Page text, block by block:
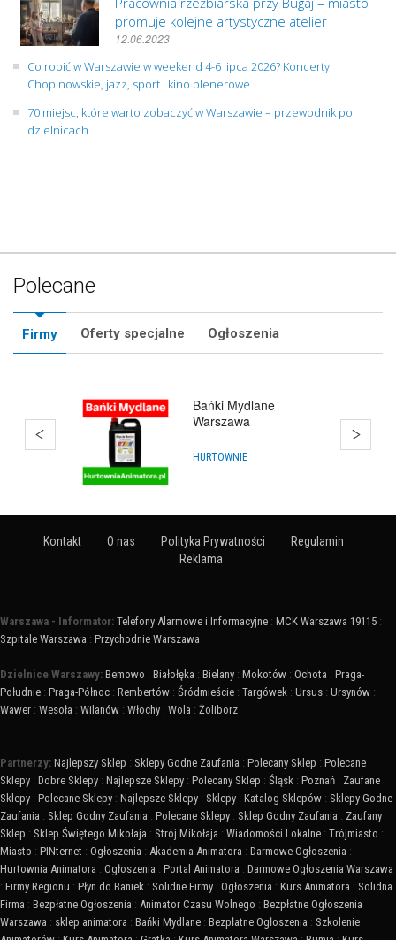
promuje kolejne artystyczne atelier
12.06.2023
Co robić w Warszawie w weekend 4-6 lipca 2026? Koncerty
Chopinowskie, jazz, sport i kino plenerowe
70 miejsc, które warto zobaczyć w Warszawie – przewodnik po
dzielnicach
Polecane
Firmy Oferty specjalne Ogłoszenia
Bańki Mydlane
Warszawa
HURTOWNIE
Kontakt O nas Polityka Prywatności
Regulamin
Reklama
Warszawa - Informator: Telefony Alarmowe i Informacyjne : MCK Warszawa 19115 :
Szpitale Warszawa : Przychodnie Warszawa
Dzielnice Warszawy: Bemowo : Białołęka : Bielany : Mokotów : Ochota : Praga-
Południe : Praga-Północ : Rembertów : Śródmieście : Targówek : Ursus : Ursynów :
Wawer : Wesoła : Wilanów : Włochy : Wola : Żoliborz
Partnerzy: Najlepszy Sklep : Sklepy Godne Zaufania : Polecany Sklep : Polecane
Sklepy : Dobre Sklepy : Najlepsze Sklepy : Polecany Sklep : Śląsk : Poznań : Zaufane
Sklepy : Polecane Sklepy : Najlepsze Sklepy : Sklepy : Katalog Sklepów : Sklepy Godne
Zaufania : Sklep Godny Zaufania : Polecane Sklepy : Sklep Godny Zaufania : Zaufany
Sklep : Sklep Świętego Mikołaja : Strój Mikołaja : Wiadomości Lokalne : Trójmiasto :
Miasto : PINternet : Ogłoszenia : Akademia Animatora : Darmowe Ogłoszenia :
Hurtownia Animatora : Ogłoszenia : Portal Animatora : Darmowe Ogłoszenia Warszawa
: Firmy Regionu : Płyn do Baniek : Solidne Firmy : Ogłoszenia : Kurs Animatora : Solidna
Firma : Bezpłatne Ogłoszenia : Animator Czasu Wolnego : Bezpłatne Ogłoszenia
Warszawa : sklep animatora : Bańki Mydlane : Bezpłatne Ogłoszenia : Szkolenie